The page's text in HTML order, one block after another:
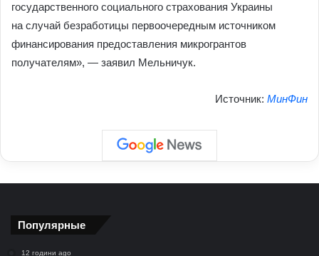
государственного социального страхования Украины
на случай безработицы первоочередным источником
финансирования предоставления микрогрантов
получателям», — заявил Мельничук.
Источник: МинФин
Популярные
12 години ago